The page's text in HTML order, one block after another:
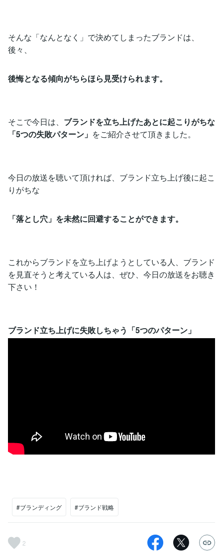
そんな「なんとなく」で決めてしまったブランドは、
後々、
後悔となる傾向がちらほら見受けられます。
そこで今日は、 ブランドを立ち上げたあとに起こりがちな
「5つの失敗パターン」 をご紹介させて頂きました。
今日の放送を聴いて頂ければ、ブランド立ち上げ後に起こ
りがちな
「落とし穴」を未然に回避することができます。
これからブランドを立ち上げようとしている人、ブランド
を見直そうと考えている人は、ぜひ、今日の放送をお聴き
下さい！
ブランド立ち上げに失敗しちゃう「5つのパターン」
#ブランディング #ブランド戦略
2